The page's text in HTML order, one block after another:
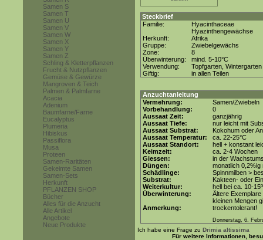
Samen S
Samen T
Samen U
Samen V
Samen W
Samen X
Samen Y
Samen Z
Schling & Kletterpflanzen
Frucht & Nutzpflanzen
Gemüse & Gewürze
Mangroven & Teich
Palmen & Palmfarne
Acacia
Adenium
Baumfarne/Farne
Eucalyptus
Plumeria
Hibiskus
Passiflora
Musa
Proteen
Samen-Raritäten
Gekeimte Samen
Samen-Sets
Herkunft
PFLANZEN SHOP
Bücher
Alles für die Anzucht
Alle Artikel
Angebote
Neue Produkte
Steckbrief
Familie:
Hyacinthaceae
Hyazinthengewächse
Herkunft:
Afrika
Gruppe:
Zwiebelgewächs
Zone:
8
Überwinterung:
mind. 5-10°C
Verwendung:
Topfgarten, Wintergarten
Giftig:
in allen Teilen
Anzuchtanleitung
Vermehrung:
Samen/Zwiebeln
Vorbehandlung:
0
Aussaat Zeit:
ganzjährig
Aussaat Tiefe:
nur leicht mit
Aussaat Substrat:
Kokohum oder
Aussaat Temperatur:
ca. 22-25°C
Aussaat Standort:
hell + konstant
Keimzeit:
ca. 2-4 Wochen
Giessen:
in der
Düngen:
monatlich 0,2%ig
Schädlinge:
Spinnmilben >
Substrat:
Kakteen- oder
Weiterkultur:
hell bei ca. 10-
Überwinterung:
Ältere
kleinen Mengen
Anmerkung:
trockentolerant!
Donnerstag, 6.
Ich habe eine Frage zu Drimia altissima
Für weitere Informationen,